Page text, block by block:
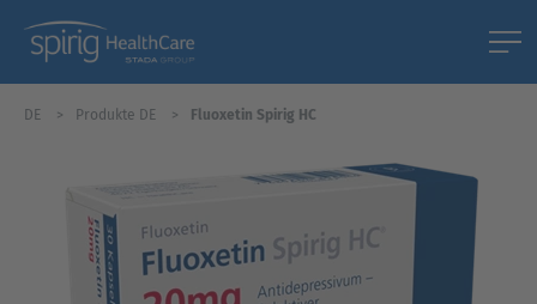
DE Produkte DE Fluoxetin Spirig HC